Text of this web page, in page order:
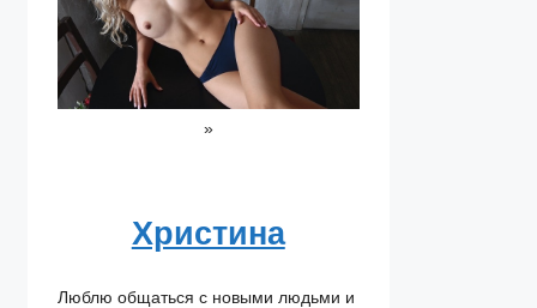
»
Христина
Люблю общаться с новыми людьми и